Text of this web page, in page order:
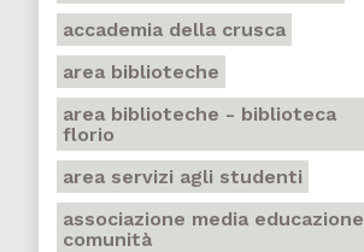
accademia della crusca
area biblioteche
area biblioteche - biblioteca
florio
area servizi agli studenti
associazione media educazione
comunità